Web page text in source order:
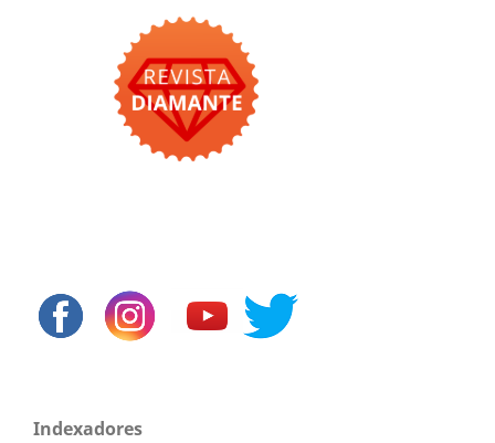
Indexadores